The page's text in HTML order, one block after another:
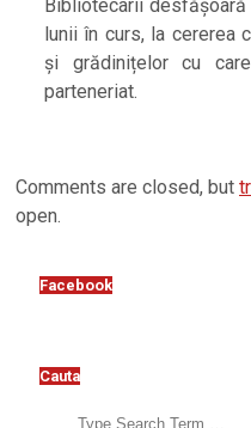
Bibliotecarii
lunii în curs, la cererea
și grădinițelor cu
parteneriat.
2025-
03-
Comments are closed, but
open.
Facebook
Cauta
Search